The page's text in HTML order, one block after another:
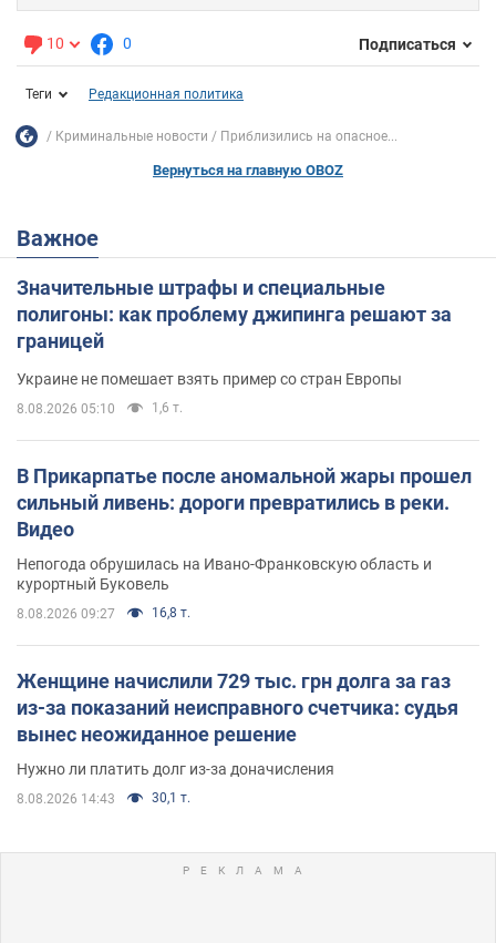
10 0 Подписаться
Теги Редакционная политика
Криминальные новости Приблизились на опасное...
Вернуться на главную OBOZ
Важное
Значительные штрафы и специальные
полигоны: как проблему джипинга решают за
границей
Украине не помешает взять пример со стран Европы
8.08.2026 05:10 1,6 т.
В Прикарпатье после аномальной жары прошел
сильный ливень: дороги превратились в реки.
Видео
Непогода обрушилась на Ивано-Франковскую область и
курортный Буковель
8.08.2026 09:27 16,8 т.
Женщине начислили 729 тыс. грн долга за газ
из-за показаний неисправного счетчика: судья
вынес неожиданное решение
Нужно ли платить долг из-за доначисления
8.08.2026 14:43 30,1 т.